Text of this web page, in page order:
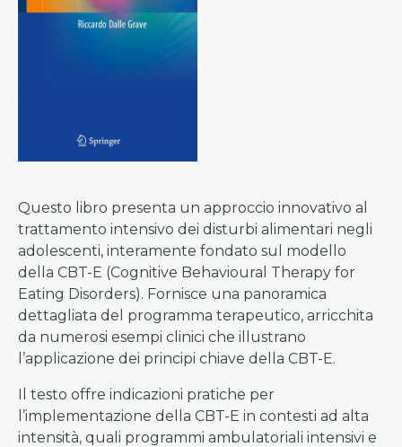
Questo libro presenta un approccio innovativo al
trattamento intensivo dei disturbi alimentari negli
adolescenti, interamente fondato sul modello
della CBT-E (Cognitive Behavioural Therapy for
Eating Disorders). Fornisce una panoramica
dettagliata del programma terapeutico, arricchita
da numerosi esempi clinici che illustrano
l’applicazione dei principi chiave della CBT-E.
Il testo offre indicazioni pratiche per
l’implementazione della CBT-E in contesti ad alta
intensità, quali programmi ambulatoriali intensivi e